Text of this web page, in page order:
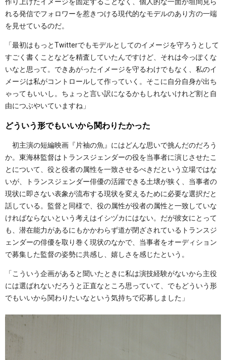
作り上げたイメージを固定することなく、個人的な一面が垣間見ら
れる発信でフォロワーを惹きつける現代的なモデルのあり方の一端
を見せているのだ。
「最初はもっとTwitterでもモデルとしてのイメージを守ろうとして
すごく書くことなどを精査していたんですけど、それは今っぽくな
いなと思って。できあがったイメージを守るわけでもなく、私のイ
メージは私がコントロールして作っていく。そこに自分自身が出ち
ゃってもいいし。ちょっと言い訳になるかもしれないけれど割と自
由につぶやいていますね」
どういう形でもいいから関わりたかった
初主演の短編映画『片袖の魚』にはどんな思いで挑んだのだろう
か。東海林監督はトランスジェンダーの役を当事者に演じさせたこ
とについて、役と役者の属性を一致させるべきだという立場ではな
いが、トランスジェンダー俳優の活躍できる土壌が狭く、当事者の
現状に即さない表象が流布する現状を変えるために必要な選択だと
話している。監督と同様で、役の属性が役者の属性と一致していな
ければならないという考えはイシヅカにはない。だが彼女にとって
も、潜在能力があるにもかかわらず道が閉ざされているトランスジ
ェンダーの俳優を取り巻く現状のなかで、当事者をオーディション
で募集した監督の姿勢に共感し、嬉しさを感じたという。
「こういう企画があると聞いたときに私は演技経験がないから主役
には選ばれないだろうと正直なところ思っていて、でもどういう形
でもいいから関わりたいなという気持ちで応募しました」